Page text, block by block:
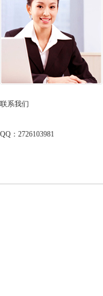
联系我们
QQ：2726103981